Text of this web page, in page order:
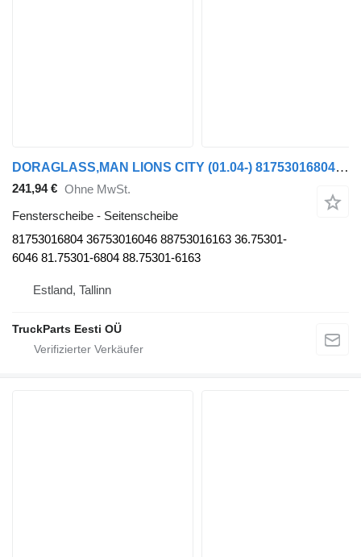
DORAGLASS,MAN LIONS CITY (01.04-) 81753016804 Seitenscheibe für MAN Bus
241,94 € Ohne MwSt.
Fensterscheibe - Seitenscheibe
81753016804 36753016046 88753016163 36.75301-
6046 81.75301-6804 88.75301-6163
Estland, Tallinn
TruckParts Eesti OÜ